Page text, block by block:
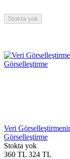
Stokta yok
Veri
Görselleştirme
Stokta yok
360 TL 324 TL